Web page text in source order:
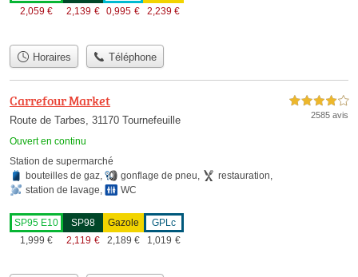
2,059 €
2,139 €
0,995 €
2,239 €
Horaires Téléphone
Carrefour Market
Route de Tarbes, 31170 Tournefeuille
Ouvert en continu
4,0 étoiles sur 5
2585 avis
Station de supermarché
bouteilles de gaz
gonflage de pneu restauration
station de lavage
WC
SP95 E10
1,999 €
SP98
2,119 €
Gazole
2,189 €
GPLc
1,019 €